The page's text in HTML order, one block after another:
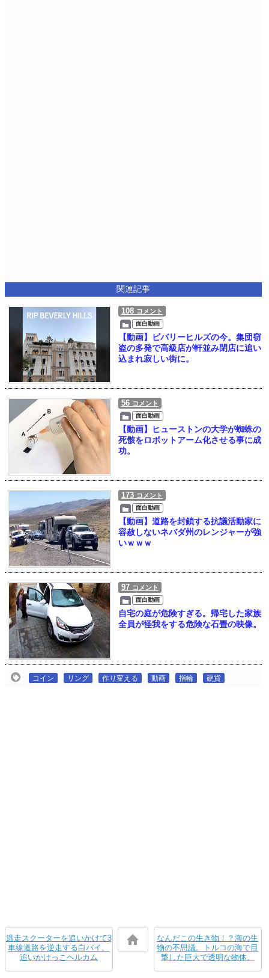
関連記事
108 コメント
面白動画
【動画】ビバリーヒルズの今。集団窃
盗の多発で高級店が軒並み閉店に追い
込まれ寂しい街に。
56 コメント
面白動画
【動画】ヒューストンの大学が蜘蛛の
死骸をロボットアーム化させる事に成
功。
173 コメント
面白動画
【動画】道路を封鎖する抗議活動家に
容赦しないネバダ州のレンジャーが強
いｗｗｗ
97 コメント
面白動画
自宅の庭が危険すぎる。帰宅した家族
全員が怪我をする危険な石畳の映像。
コイン リング 作り変える 動画 指輪 硬貨
逃走スクーターを追いかけて3
車線道路を逆走する白バイ。
追いかけっこヘルカム
なんだこの生き物！？海の生
物の不思議。トルコの海で目
撃した巨大で透明な物体。